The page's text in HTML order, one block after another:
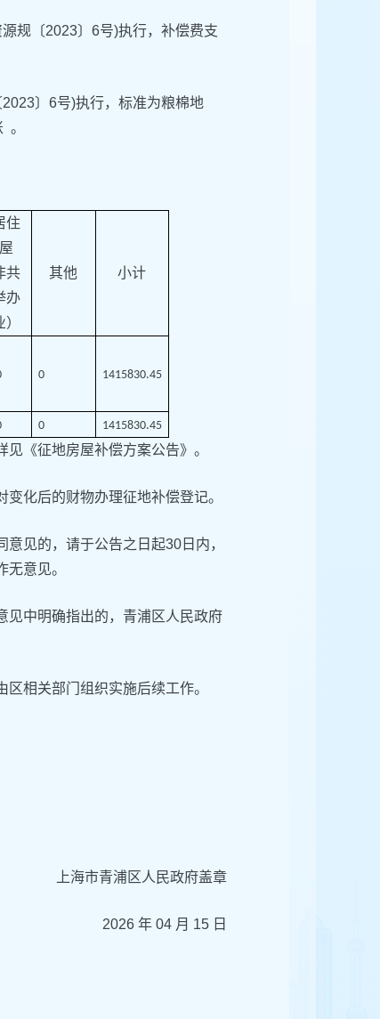
规〔2023〕6号)执行，补偿费支
〕6号)执行，标准为粮棉地
。
住
共
办
其他 小计
0 1415830.45
0 1415830.45
《征地房屋补偿方案公告》。
化后的财物办理征地补偿登记。
见的，请于公告之日起30日内，
意见。
见中明确指出的，青浦区人民政府
相关部门组织实施后续工作。
上海市青浦区人民政府盖章
2026 年 04 月 15 日